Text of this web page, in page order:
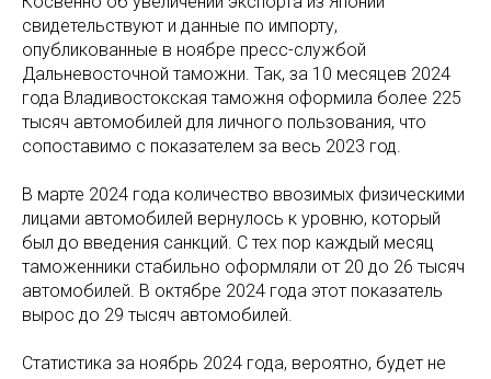
свидетельствуют и данные по импорту,
опубликованные в ноябре пресс-службой
Дальневосточной таможни. Так, за 10 месяцев 2024
года Владивостокская таможня оформила более 225
тысяч автомобилей для личного пользования, что
сопоставимо с показателем за весь 2023 год.
В марте 2024 года количество ввозимых физическими
лицами автомобилей вернулось к уровню, который
был до введения санкций. С тех пор каждый месяц
таможенники стабильно оформляли от 20 до 26 тысяч
автомобилей. В октябре 2024 года этот показатель
вырос до 29 тысяч автомобилей.
Статистика за ноябрь 2024 года, вероятно, будет не